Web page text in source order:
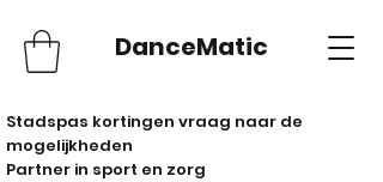
DanceMatic
Stadspas kortingen vraag naar de
mogelijkheden
Partner in sport en zorg